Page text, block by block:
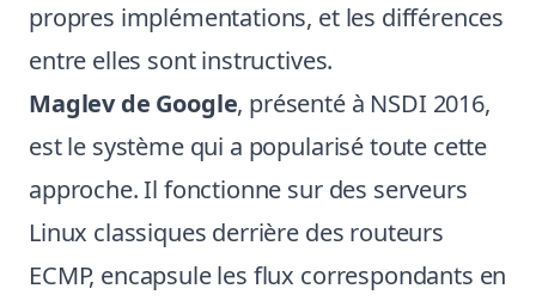
propres implémentations, et les différences
entre elles sont instructives.
Maglev de Google, présenté à NSDI 2016,
est le système qui a popularisé toute cette
approche. Il fonctionne sur des serveurs
Linux classiques derrière des routeurs
ECMP, encapsule les flux correspondants en